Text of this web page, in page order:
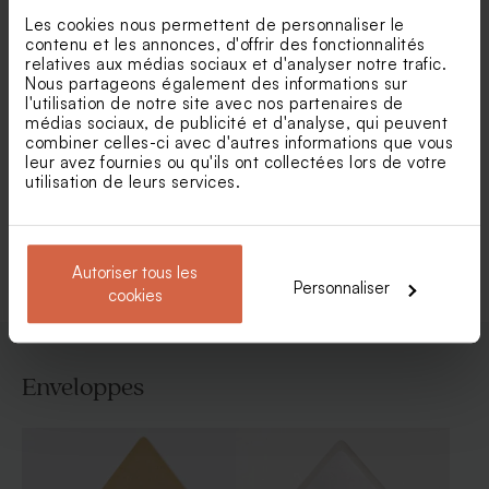
Les cookies nous permettent de personnaliser le
contenu et les annonces, d'offrir des fonctionnalités
relatives aux médias sociaux et d'analyser notre trafic.
Nous partageons également des informations sur
l'utilisation de notre site avec nos partenaires de
médias sociaux, de publicité et d'analyse, qui peuvent
combiner celles-ci avec d'autres informations que vous
leur avez fournies ou qu'ils ont collectées lors de votre
utilisation de leurs services.
Autoriser tous les
cookies
Personnaliser
Faire part mariage kraft
forme originale et son ruban
(et fleurs séchées*)
Faire part mariage envolée
de brindilles dorées
Enveloppes